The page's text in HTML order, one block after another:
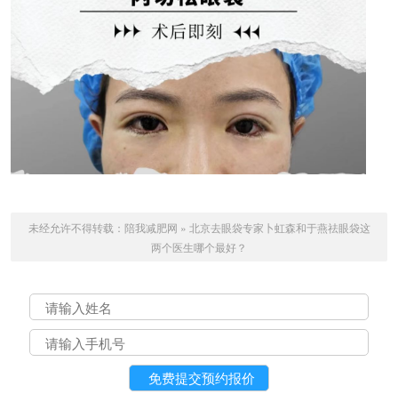
未经允许不得转载： 陪我减肥网 » 北京去眼袋专家卜虹森和于燕祛眼袋这
两个医生哪个最好？